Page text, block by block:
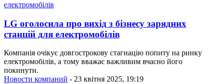
LG оголосила про вихід з бізнесу зарядних
станцій для електромобілів
Компанія очікує довгострокову стагнацію попиту на ринку
електромобілів, а тому вважає важливим вчасно його
покинути.
Новости компаний - 23 квітня 2025, 19:19